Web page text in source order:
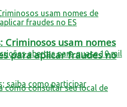
Criminosos usam nomes
para aplicar fraudes no